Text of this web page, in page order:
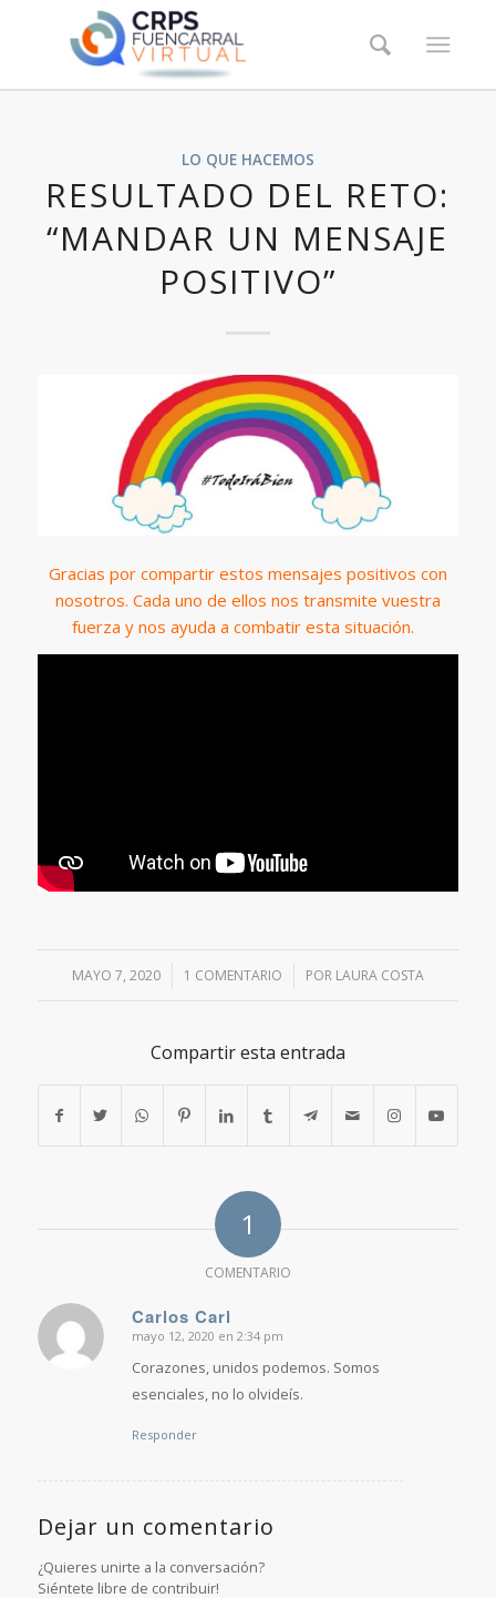
LO QUE HACEMOS
RESULTADO DEL RETO:
“MANDAR UN MENSAJE
POSITIVO”
Gracias por compartir estos mensajes positivos con
nosotros. Cada uno de ellos nos transmite vuestra
fuerza y nos ayuda a combatir esta situación.
MAYO 7, 2020
/ 1 COMENTARIO
/ POR LAURA COSTA
Compartir esta entrada
1
COMENTARIO
Carlos Carl
Dice:
mayo 12, 2020 en 2:34 pm
Corazones, unidos podemos. Somos
esenciales, no lo olvideís.
Responder
Dejar un comentario
¿Quieres unirte a la conversación?
Siéntete libre de contribuir!